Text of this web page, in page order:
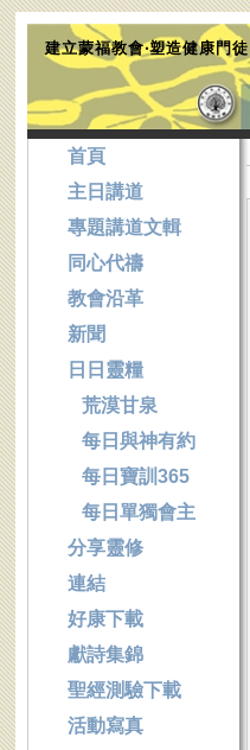
建立蒙福教會‧塑造健康門徒
首頁
主日講道
專題講道文輯
同心代禱
教會沿革
新聞
日日靈糧
荒漠甘泉
每日與神有約
每日寶訓365
每日單獨會主
分享靈修
連結
好康下載
獻詩集錦
聖經測驗下載
活動寫真